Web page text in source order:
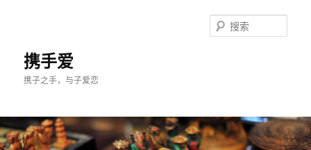
携手爱
携子之手，与子爱恋
索